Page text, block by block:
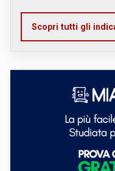
Scopri tutti gli